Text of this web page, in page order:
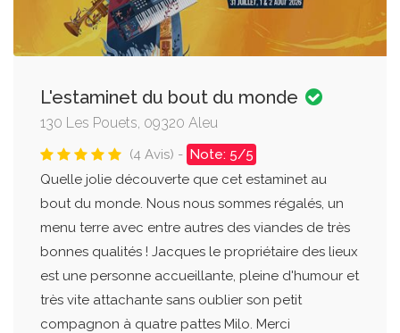
L'estaminet du bout du monde
130 Les Pouets, 09320 Aleu
(4 Avis) - Note: 5/5
Quelle jolie découverte que cet estaminet au
bout du monde. Nous nous sommes régalés, un
menu terre avec entre autres des viandes de très
bonnes qualités ! Jacques le propriétaire des lieux
est une personne accueillante, pleine d'humour et
très vite attachante sans oublier son petit
compagnon à quatre pattes Milo. Merci